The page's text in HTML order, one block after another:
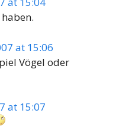
at 15:06
Vögel oder
at 15:07